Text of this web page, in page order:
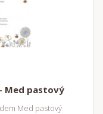
Med pastový
Med pastový